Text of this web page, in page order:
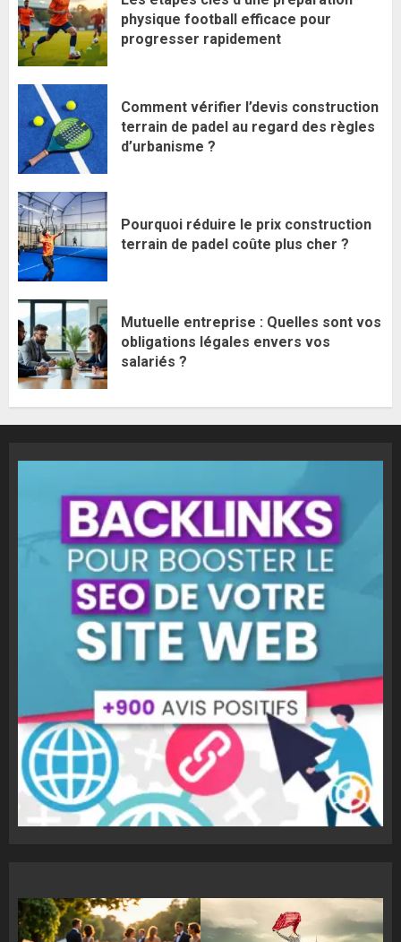
physique football efficace pour
progresser rapidement
Comment vérifier l’devis construction
terrain de padel au regard des règles
d’urbanisme ?
Pourquoi réduire le prix construction
terrain de padel coûte plus cher ?
Mutuelle entreprise : Quelles sont vos
obligations légales envers vos
salariés ?